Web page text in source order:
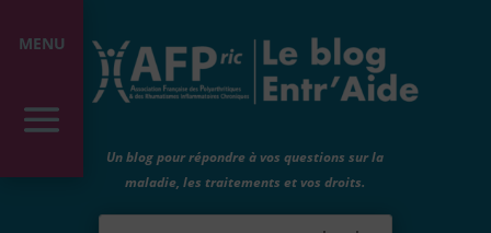
Un blog pour répondre à vos questions sur la
maladie, les traitements et vos droits.
MENU